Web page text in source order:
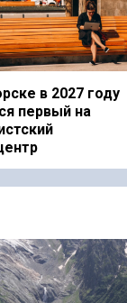
в 2027 году
первый на